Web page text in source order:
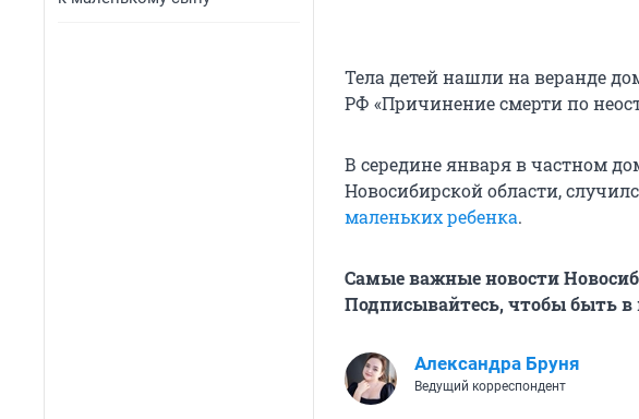
Тела детей нашли на веранде
РФ «Причинение смерти по
В середине января в частном
Новосибирской области,
маленьких ребенка.
Самые важные новости
Подписывайтесь, чтобы быть в
Александра Бруня
Ведущий корреспондент